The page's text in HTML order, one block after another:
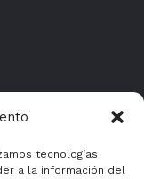
tecnologías
a la información del